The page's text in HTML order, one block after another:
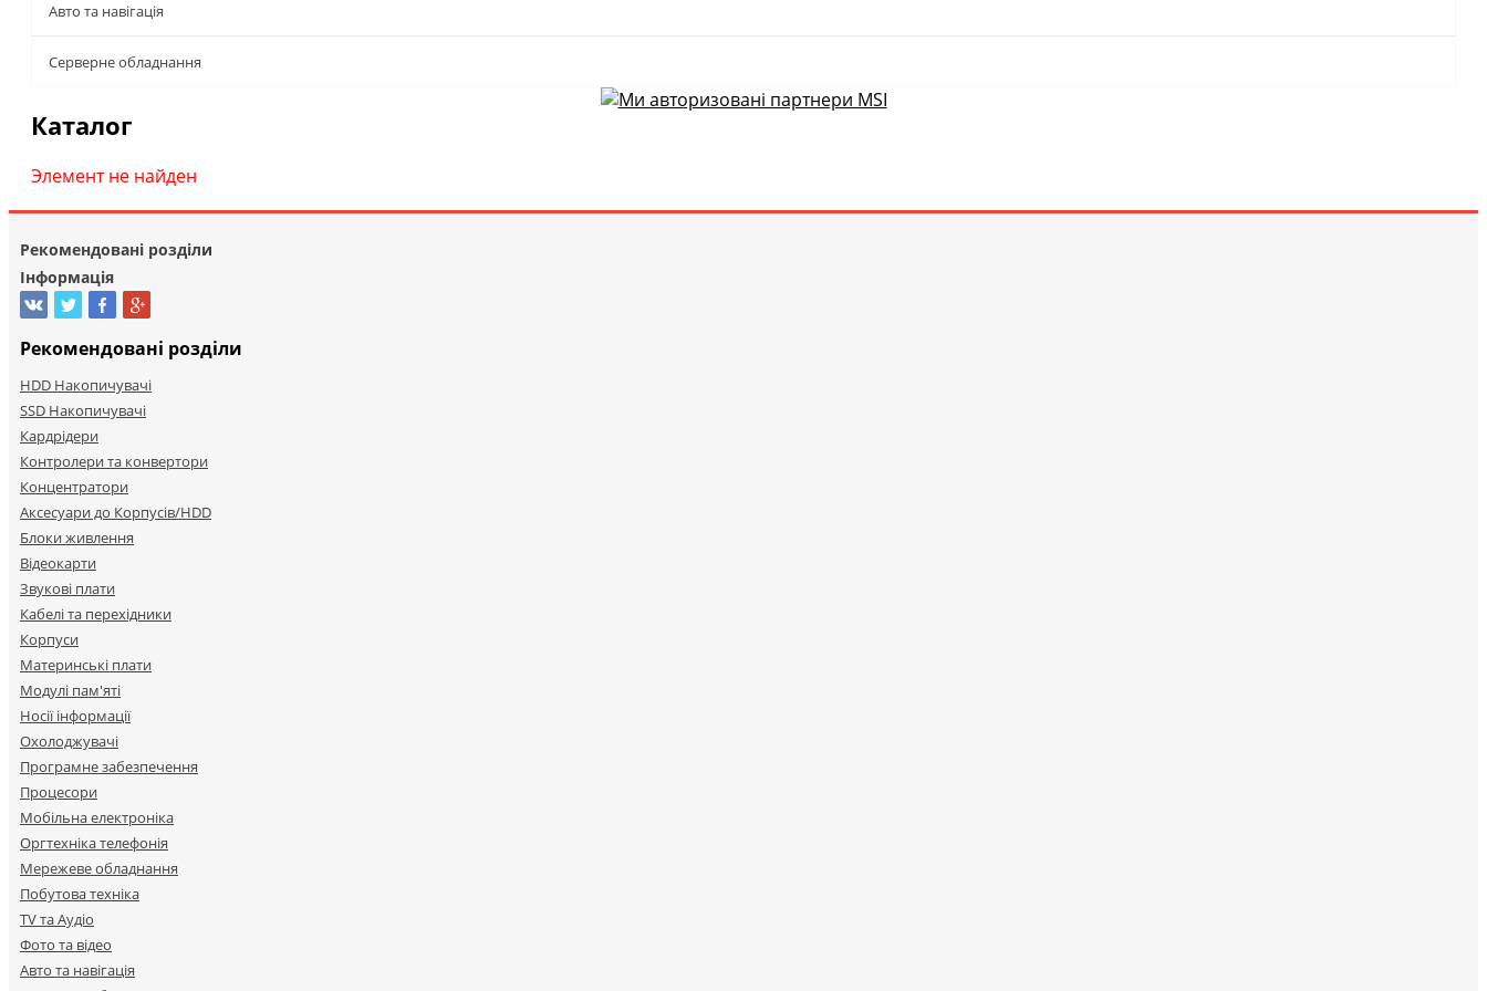
Авто та навігація
Серверне обладнання
Каталог
Элемент не найден
Рекомендовані розділи
Інформація
Рекомендовані розділи
HDD Накопичувачі
SSD Накопичувачі
Кардрідери
Контролери та конвертори
Концентратори
Аксесуари до Корпусів/HDD
Блоки живлення
Відеокарти
Звукові плати
Кабелі та перехідники
Корпуси
Материнські плати
Модулі пам'яті
Носії інформації
Охолоджувачі
Програмне забезпечення
Процесори
Мобільна електроніка
Оргтехніка телефонія
Мережеве обладнання
Побутова техніка
TV та Аудіо
Фото та відео
Авто та навігація